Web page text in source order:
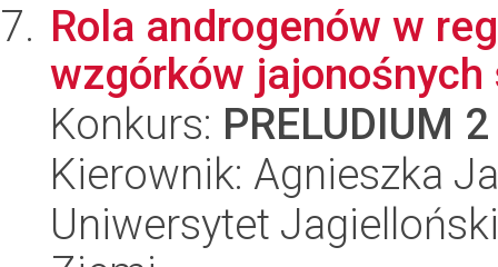
Rola androgenów w
wzgórków jajonośnych
Konkurs: PRELUDIUM 2
Kierownik: Agnieszka
Uniwersytet